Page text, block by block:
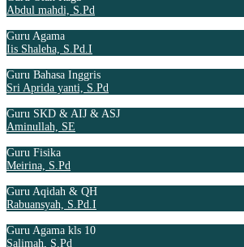
Abdul mahdi, S.Pd
Guru Agama
Iis Shaleha, S.Pd.I
Guru Bahasa Inggris
Sri Aprida yanti, S.Pd
Guru SKD & AIJ & ASJ
Aminullah, SE
Guru Fisika
Meirina, S.Pd
Guru Aqidah & QH
Rabuansyah, S.Pd.I
Guru Agama kls 10
Salimah, S.Pd